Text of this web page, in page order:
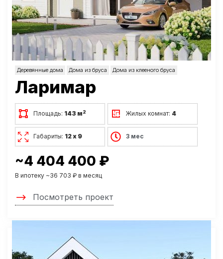
Деревянные дома Дома из бруса Дома из клееного бруса
Ларимар
Площадь: 143 м2 Жилых комнат: 4
Габариты: 12 х 9 3 мес
~4 404 400 ₽
В ипотеку ~36 703 ₽ в месяц
Посмотреть проект